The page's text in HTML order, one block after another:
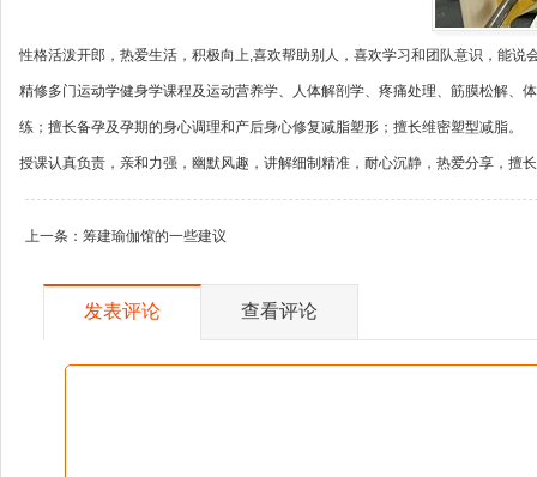
性格活泼开郎，热爱生活，积极向上,喜欢帮助别人，喜欢学习和团队意识，能
精修多门运动学健身学课程及运动营养学、人体解剖学、疼痛处理、筋膜松解
练；擅长备孕及孕期的身心调理和产后身心修复减脂塑形；擅长维密塑型减脂。
授课认真负责，亲和力强，幽默风趣，讲解细制精准，耐心沉静，热爱分享，擅
上一条： 筹建瑜伽馆的一些建议
发表评论 查看评论